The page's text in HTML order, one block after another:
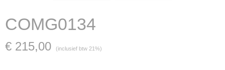
COMG0134
€ 215,00 (inclusief btw 21%)